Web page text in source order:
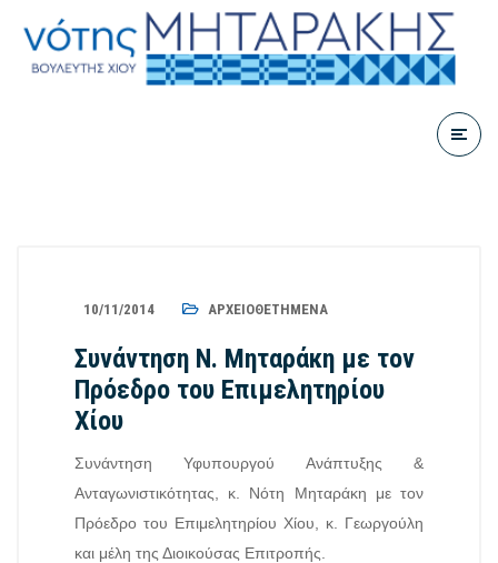
10/11/2014 ΑΡΧΕΙΟΘΕΤΗΜΈΝΑ
Συνάντηση Ν. Μηταράκη με τον
Πρόεδρο του Επιμελητηρίου
Χίου
Συνάντηση Υφυπουργού Ανάπτυξης &
Ανταγωνιστικότητας, κ. Νότη Μηταράκη με τον
Πρόεδρο του Επιμελητηρίου Χίου, κ. Γεωργούλη
και μέλη της Διοικούσας Επιτροπής.